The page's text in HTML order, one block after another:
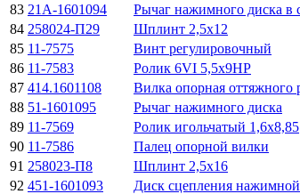
83 21А-1601094 Рычаг нажимного диска в
84 258024-П29 Шплинт 2,5х12
85 11-7575 Винт регулировочный
86 11-7583 Ролик 6VI 5,5х9НР
87 414.1601108 Вилка опорная оттяжного
88 51-1601095 Рычаг нажимного диска
89 11-7569 Ролик игольчатый 1,6х8,85
90 11-7586 Палец опорной вилки
91 258023-П8 Шплинт 2,5х16
92 451-1601093 Диск сцепления нажимной